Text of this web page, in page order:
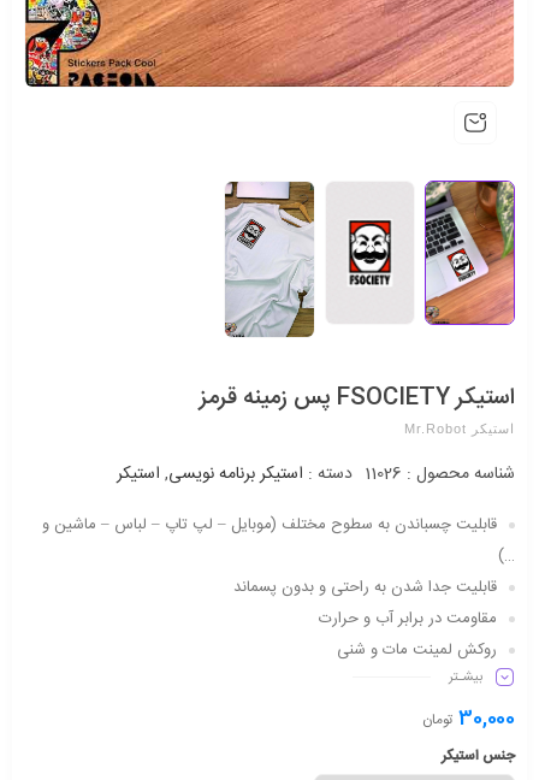
استیکر FSOCIETY پس زمینه قرمز
استیکر Mr.Robot
شناسه محصول : 11026 دسته : استیکر برنامه نویسی, استیکر
قابلیت چسباندن به سطوح مختلف (موبایل – لپ تاپ – لباس – ماشین و
…)
قابلیت جدا شدن به راحتی و بدون پسماند
مقاومت در برابر آب و حرارت
روکش لمینت مات و شنی
دارای شفافیت مناسب
ماندگاری طولانی مدت
بیشـتر
30,000 تومان
جنس استیکر